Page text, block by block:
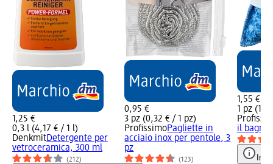
1,25 €
0,3 l (4,17 € / 1 l)
DenkmitDetergente per
vetroceramica, 300 ml
(212)
0,95 €
3 pz (0,32 € / 1 pz)
ProfissimoPagliette in
acciaio inox per pentole, 3
pz
(123)
1,55 €
1 pz
il bagno,